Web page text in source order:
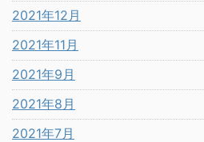
2021年12月
2021年11月
2021年9月
2021年8月
2021年7月